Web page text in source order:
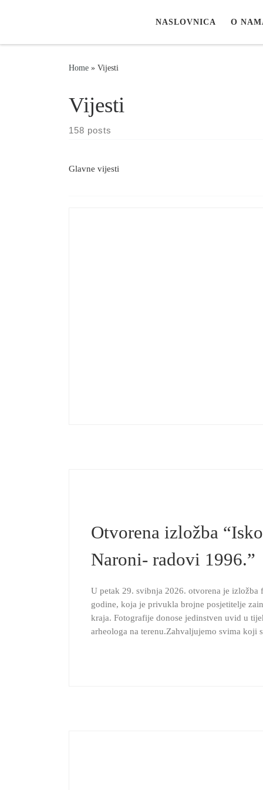
NASLOVNICA O
Home » Vijesti
Vijesti
158 posts
Glavne vijesti
Otvorena izložba
Naroni- radovi 1996.”
U petak 29. svibnja 2026. otvorena je
godine, koja je privukla brojne posjetitelje
kraja. Fotografije donose jedinstven uvid u
arheologa na terenu.Zahvaljujemo svima